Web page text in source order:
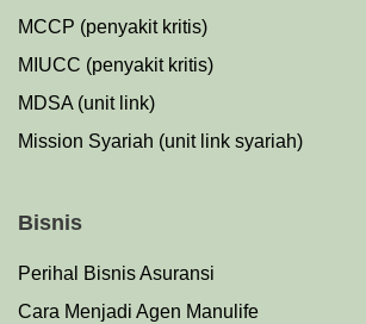
MCCP (penyakit kritis)
MIUCC (penyakit kritis)
MDSA (unit link)
Mission Syariah (unit link syariah)
Bisnis
Perihal Bisnis Asuransi
Cara Menjadi Agen Manulife